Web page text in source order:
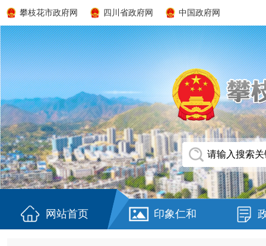
攀枝花市政府网 四川省政府网 中国政府网
网站首页 印象仁和